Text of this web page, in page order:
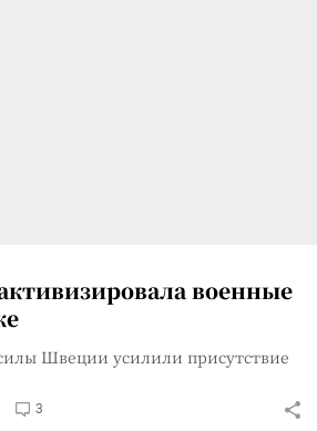
военные
Швеции усилили присутствие
3